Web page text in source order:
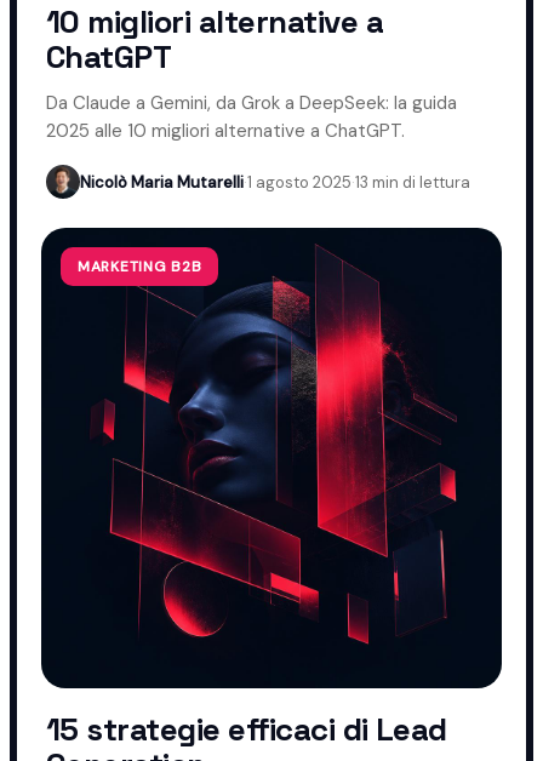
10 migliori alternative a
ChatGPT
Da Claude a Gemini, da Grok a DeepSeek: la guida
2025 alle 10 migliori alternative a ChatGPT.
Nicolò Maria Mutarelli·1 agosto 2025·13 min di lettura
MARKETING B2B
15 strategie efficaci di Lead